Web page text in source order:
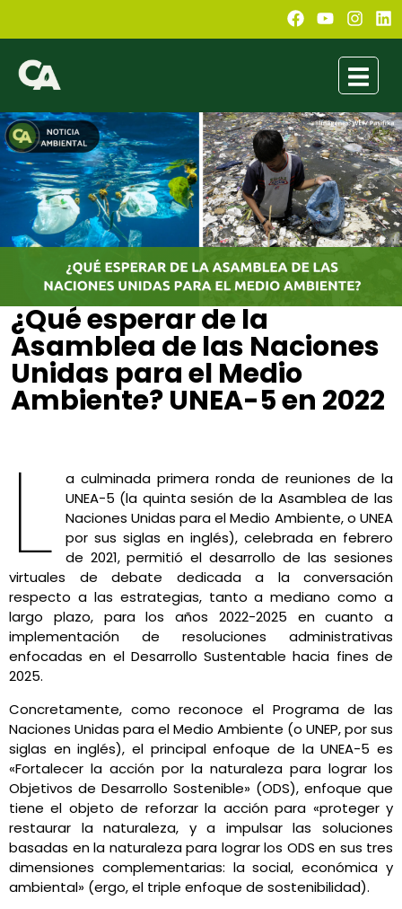
¿Qué esperar de la
Asamblea de las Naciones
Unidas para el Medio
Ambiente? UNEA-5 en 2022
L
a culminada primera ronda de reuniones de la
UNEA-5 (la quinta sesión de la Asamblea de las
Naciones Unidas para el Medio Ambiente, o UNEA
por sus siglas en inglés), celebrada en febrero
de 2021, permitió el desarrollo de las sesiones
virtuales de debate dedicada a la conversación
respecto a las estrategias, tanto a mediano como a
largo plazo, para los años 2022-2025 en cuanto a
implementación de resoluciones administrativas
enfocadas en el Desarrollo Sustentable hacia fines de
2025.
Concretamente, como reconoce el Programa de las
Naciones Unidas para el Medio Ambiente (o UNEP, por sus
siglas en inglés), el principal enfoque de la UNEA-5 es
«Fortalecer la acción por la naturaleza para lograr los
Objetivos de Desarrollo Sostenible» (ODS), enfoque que
tiene el objeto de reforzar la acción para «proteger y
restaurar la naturaleza, y a impulsar las soluciones
basadas en la naturaleza para lograr los ODS en sus tres
dimensiones complementarias: la social, económica y
ambiental» (ergo, el triple enfoque de sostenibilidad).